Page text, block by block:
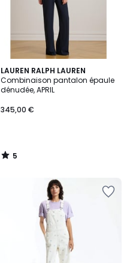
LAUREN RALPH LAUREN
Combinaison pantalon épaule
dénudée, APRIL
345,00 €
5
/
5
5
/